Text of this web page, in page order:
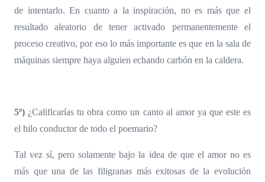
de intentarlo. En cuanto a la inspiración, no es más que el
resultado aleatorio de tener activado permanentemente el
proceso creativo, por eso lo más importante es que en la sala de
máquinas siempre haya alguien echando carbón en la caldera.
5º) ¿Calificarías tu obra como un canto al amor ya que este es
el hilo conductor de todo el poemario?
Tal vez sí, pero solamente bajo la idea de que el amor no es
más que una de las filigranas más exitosas de la evolución